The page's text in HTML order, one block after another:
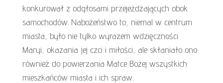
konkurował z odgłosami przejeżdżających obok
samochodów. Nabożeństwo to, niemal w centrum
miasta, było nie tylko wyrazem wdzięczności
Maryi, okazania jej czci i miłości, ale skłaniało ono
również do powierzania Matce Bożej wszystkich
mieszkańców miasta i ich spraw.